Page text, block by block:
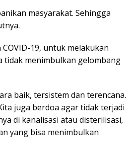
masyarakat. Sehingga
19, untuk melakukan
tidak menimbulkan gelombang
baik, tersistem dan terencana.
juga berdoa agar tidak terjadi
di kanalisasi atau disterilisasi,
yang bisa menimbulkan